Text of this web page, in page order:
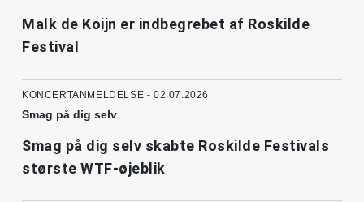
Malk de Koijn er indbegrebet af Roskilde
Festival
KONCERTANMELDELSE - 02.07.2026
Smag på dig selv
Smag på dig selv skabte Roskilde Festivals
største WTF-øjeblik